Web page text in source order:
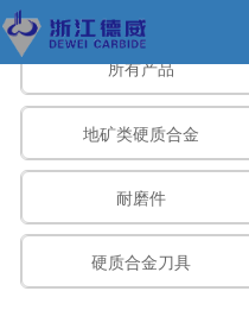
所有产品
地矿类硬质合金
耐磨件
硬质合金刀具